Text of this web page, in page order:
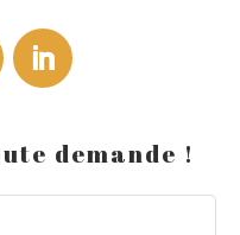
demande !